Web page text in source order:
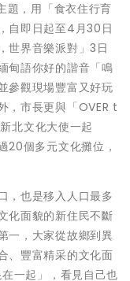
，用「食衣住行育
自即日起至4月30日
世界音樂派對」3日
甸語你好的諧音「鳴
參觀現場豐富又好玩
，市長更與「OVER t
北文化大使一起
20個多元文化攤位，
，也是移入人口最多
化面貌的新住民不斷
一，大家從故鄉到異
、豐富精采的文化面
一起」，看見自己也